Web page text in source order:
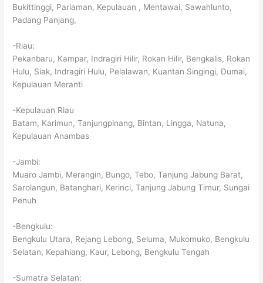
Bukittinggi, Pariaman, Kepulauan , Mentawai, Sawahlunto,
Padang Panjang,
-Riau:
Pekanbaru, Kampar, Indragiri Hilir, Rokan Hilir, Bengkalis, Rokan
Hulu, Siak, Indragiri Hulu, Pelalawan, Kuantan Singingi, Dumai,
Kepulauan Meranti
-Kepulauan Riau
Batam, Karimun, Tanjungpinang, Bintan, Lingga, Natuna,
Kepulauan Anambas
-Jambi:
Muaro Jambi, Merangin, Bungo, Tebo, Tanjung Jabung Barat,
Sarolangun, Batanghari, Kerinci, Tanjung Jabung Timur, Sungai
Penuh
-Bengkulu:
Bengkulu Utara, Rejang Lebong, Seluma, Mukomuko, Bengkulu
Selatan, Kepahiang, Kaur, Lebong, Bengkulu Tengah
-Sumatra Selatan: